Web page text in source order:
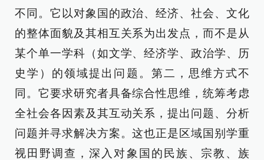
不同。它以对象国的政治、经济、社会、文化
的整体面貌及其相互关系为出发点，而不是从
某个单一学科（如文学、经济学、政治学、历
史学）的领域提出问题。第二，思维方式不
同。它要求研究者具备综合性思维，统筹考虑
全社会各因素及其互动关系，提出问题、分析
问题并寻求解决方案。这也正是区域国别学重
视田野调查，深入对象国的民族、宗教、族